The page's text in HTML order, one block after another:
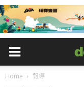
Home 報導